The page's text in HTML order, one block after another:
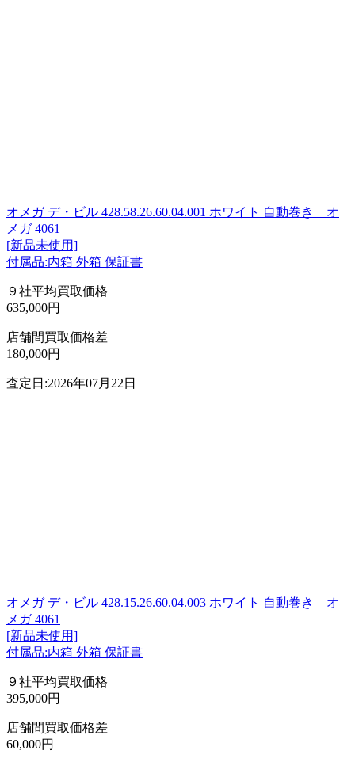
オメガ デ・ビル 428.58.26.60.04.001 ホワイト 自動巻き オ
メガ 4061
[新品未使用]
付属品:内箱 外箱 保証書
９社平均買取価格
635,000円
店舗間買取価格差
180,000円
査定日:2026年07月22日
オメガ デ・ビル 428.15.26.60.04.003 ホワイト 自動巻き オ
メガ 4061
[新品未使用]
付属品:内箱 外箱 保証書
９社平均買取価格
395,000円
店舗間買取価格差
60,000円